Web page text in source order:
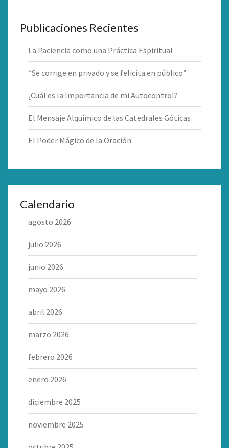
Publicaciones Recientes
La Paciencia como una Práctica Espiritual
“Se corrige en privado y se felicita en público”
¿Cuál es la Importancia de mi Autocontrol?
El Mensaje Alquímico de las Catedrales Góticas
El Poder Mágico de la Oración
Calendario
agosto 2026
julio 2026
junio 2026
mayo 2026
abril 2026
marzo 2026
febrero 2026
enero 2026
diciembre 2025
noviembre 2025